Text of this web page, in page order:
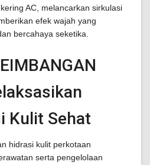
AC, melancarkan sirkulasi
efek wajah yang
bercahaya seketika.
Kulit Sehat
hidrasi kulit perkotaan
serta pengelolaan